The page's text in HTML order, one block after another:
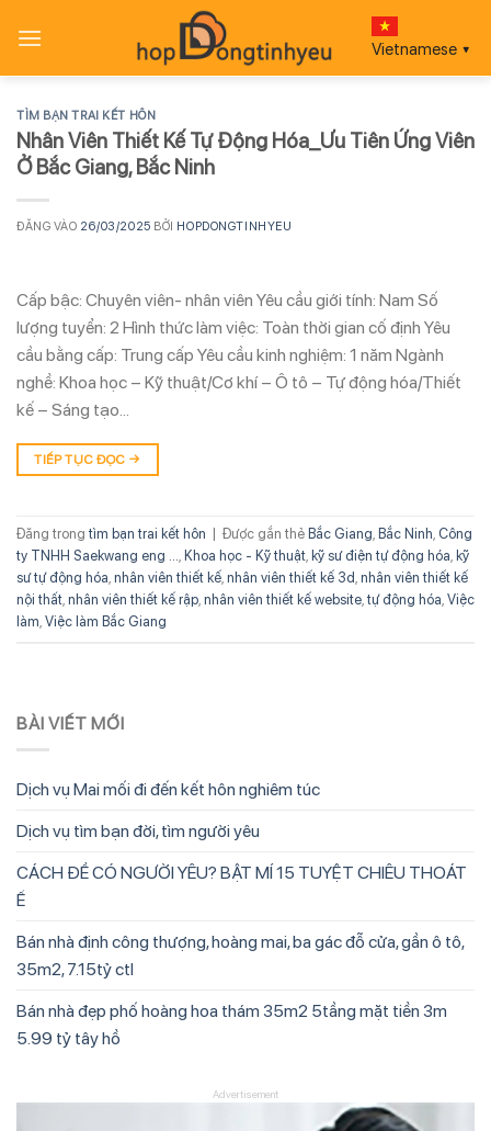
qua
Vietnamese ▼
TÌM BẠN TRAI KẾT HÔN
Nhân Viên Thiết Kế Tự Động Hóa_Ưu Tiên Ứng Viên
Ở Bắc Giang, Bắc Ninh
ĐĂNG VÀO 26/03/2025 BỞI HOPDONGTINHYEU
Cấp bậc: Chuyên viên- nhân viên Yêu cầu giới tính: Nam Số
lượng tuyển: 2 Hình thức làm việc: Toàn thời gian cố định Yêu
cầu bằng cấp: Trung cấp Yêu cầu kinh nghiệm: 1 năm Ngành
nghề: Khoa học – Kỹ thuật/Cơ khí – Ô tô – Tự động hóa/Thiết
kế – Sáng tạo…
TIẾP TỤC ĐỌC →
Đăng trong tìm bạn trai kết hôn Được gắn thẻ Bắc Giang Bắc Ninh Công
ty TNHH Saekwang eng ...
Khoa học - Kỹ thuật kỹ sư điện tự động hóa kỹ
sư tự động hóa nhân viên thiết kế nhân viên thiết kế 3d nhân viên thiết kế
nội thất nhân viên thiết kế rập nhân viên thiết kế website tự động hóa Việc
làm Việc làm Bắc Giang
BÀI VIẾT MỚI
Dịch vụ Mai mối đi đến kết hôn nghiêm túc
Dịch vụ tìm bạn đời, tìm người yêu
CÁCH ĐỂ CÓ NGƯỜI YÊU? BẬT MÍ 15 TUYỆT CHIÊU THOÁT
Ế
Bán nhà định công thượng, hoàng mai, ba gác đỗ cửa, gần ô tô,
35m2, 7.15tỷ ctl
Bán nhà đẹp phố hoàng hoa thám 35m2 5tầng mặt tiền 3m
5.99 tỷ tây hồ
Advertisement